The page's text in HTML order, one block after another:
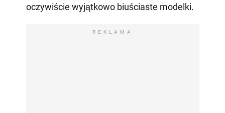
oczywiście wyjątkowo biuściaste modelki.
REKLAMA